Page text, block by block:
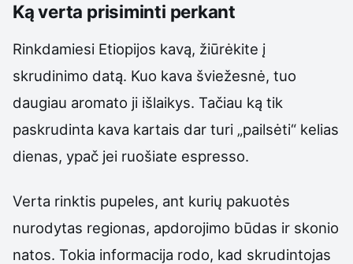
Ką verta prisiminti perkant
Rinkdamiesi Etiopijos kavą, žiūrėkite į
skrudinimo datą. Kuo kava šviežesnė, tuo
daugiau aromato ji išlaikys. Tačiau ką tik
paskrudinta kava kartais dar turi „pailsėti“ kelias
dienas, ypač jei ruošiate espresso.
Verta rinktis pupeles, ant kurių pakuotės
nurodytas regionas, apdorojimo būdas ir skonio
natos. Tokia informacija rodo, kad skrudintojas